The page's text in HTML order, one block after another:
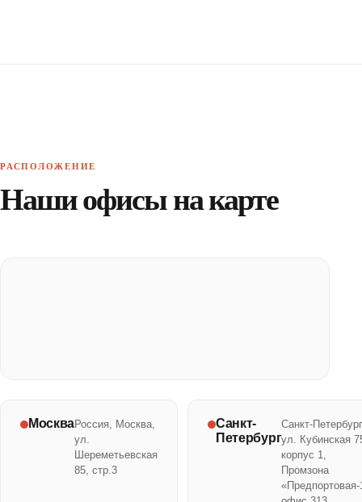
РАСПОЛОЖЕНИЕ
Наши офисы на карте
МоскваРоссия, Москва,
ул.
Шереметьевская
85, стр.3
Санкт-
Петербург
Санкт-
ул. Кубинская
корпус 1,
Промзона
«Предпортовая-